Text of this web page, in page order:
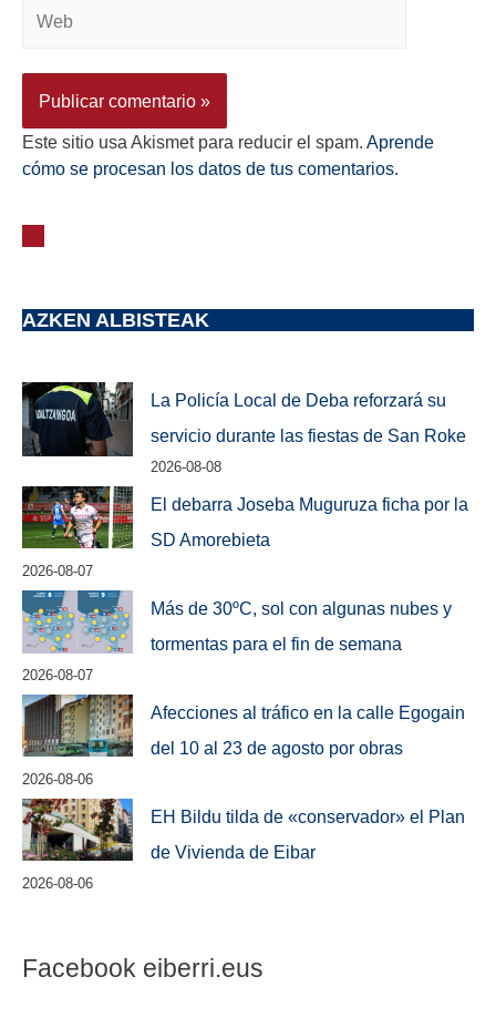
Este sitio usa Akismet para reducir el spam. Aprende
cómo se procesan los datos de tus comentarios.
AZKEN ALBISTEAK
La Policía Local de Deba reforzará su
servicio durante las fiestas de San Roke
2026-08-08
El debarra Joseba Muguruza ficha por la
SD Amorebieta
2026-08-07
Más de 30ºC, sol con algunas nubes y
tormentas para el fin de semana
2026-08-07
Afecciones al tráfico en la calle Egogain
del 10 al 23 de agosto por obras
2026-08-06
EH Bildu tilda de «conservador» el Plan
de Vivienda de Eibar
2026-08-06
Facebook eiberri.eus